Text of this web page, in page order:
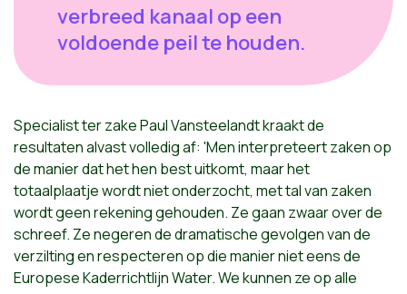
verbreed kanaal op een
voldoende peil te houden.
Specialist ter zake Paul Vansteelandt kraakt de
resultaten alvast volledig af: 'Men interpreteert zaken op
de manier dat het hen best uitkomt, maar het
totaalplaatje wordt niet onderzocht, met tal van zaken
wordt geen rekening gehouden. Ze gaan zwaar over de
schreef. Ze negeren de dramatische gevolgen van de
verzilting en respecteren op die manier niet eens de
Europese Kaderrichtlijn Water. We kunnen ze op alle